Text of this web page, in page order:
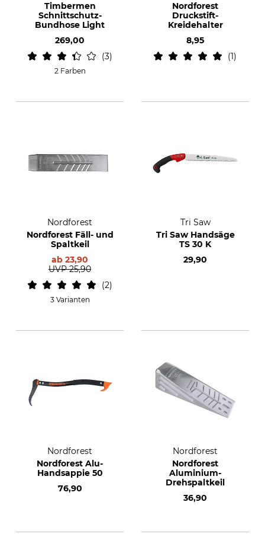
Timbermen
Schnittschutz-
Bundhose Light
269,00
3
2 Farben
Nordforest
Druckstift-
Kreidehalter
8,95
1
Nordforest
Nordforest Fäll- und
Spaltkeil
ab 23,90
UVP 25,90
2
3 Varianten
Tri Saw
Tri Saw Handsäge
TS 30 K
29,90
Nordforest
Nordforest Alu-
Handsappie 50
76,90
Nordforest
Nordforest
Aluminium-
Drehspaltkeil
36,90